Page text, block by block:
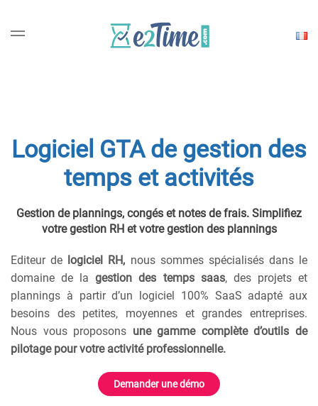
une
Logiciel GTA de gestion des
temps et activités
Gestion de plannings, congés et notes de frais. Simplifiez
votre gestion RH et votre gestion des plannings
Editeur de logiciel RH, nous sommes spécialisés dans le
domaine de lagestion des temps saas, des projets et
plannings à partir d’un logiciel 100% SaaS adapté aux
besoins des petites, moyennes et grandes entreprises.
Nous vous proposons une gamme complète d’outils de
pilotage pour votre activité professionnelle.
Demander une démo